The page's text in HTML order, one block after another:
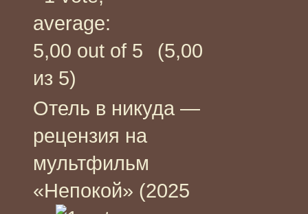
(5,00
из 5)
Отель в никуда —
рецензия на
мультфильм
«Непокой» (2025